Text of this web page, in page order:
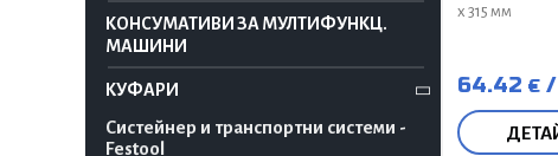
КОНСУМАТИВИ ЗА МУЛТИФУНКЦ.
МАШИНИ
КУФАРИ
Систейнер и транспортни системи -
Festool
x 315 мм
64.42 €